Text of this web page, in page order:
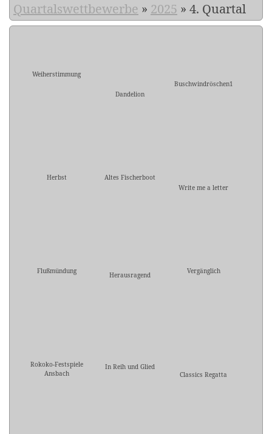
Quartalswettbewerbe » 2025 » 4. Quartal
Weiherstimmung
Dandelion
Buschwindröschen1
Herbst
Altes Fischerboot
Write me a letter
Flußmündung Herausragend Vergänglich
Rokoko-Festspiele
Ansbach
In Reih und Glied
Classics Regatta